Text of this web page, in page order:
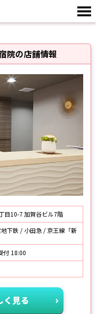
院の店舗情報
目10-7 加賀谷ビル7階
下鉄 / 小田急 / 京王線「新
付 18:00
く見る